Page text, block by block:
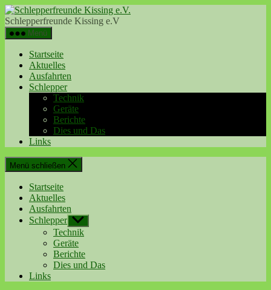
Direkt
zum
Inhalt
wechseln
Schlepperfreunde Kissing e.V
Menü
Startseite
Aktuelles
Ausfahrten
Schlepper
Technik
Geräte
Berichte
Dies und Das
Links
Menü schließen
Startseite
Aktuelles
Ausfahrten
Schlepper Untermenü
anzeigen
Technik
Geräte
Berichte
Dies und Das
Links